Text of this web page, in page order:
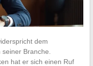
dem
Branche.
hat er sich einen Ruf